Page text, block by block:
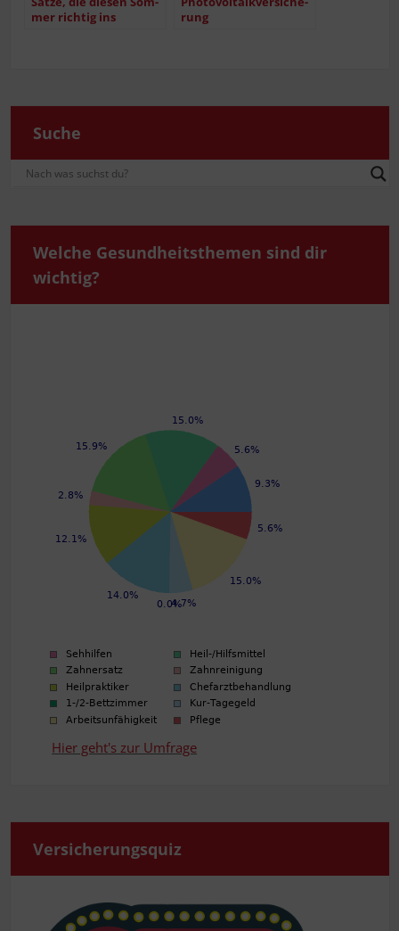
mer rich­tig ins
rung
Suche
Wel­che Gesund­heits­the­men sind dir
wichtig?
Hier geht's zur Umfrage
Ver­si­che­rungs­quiz